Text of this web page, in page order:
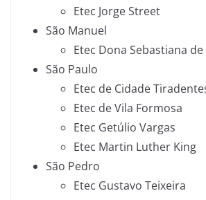
Etec Jorge Street
São Manuel
Etec Dona Sebastiana
São Paulo
Etec de Cidade
Etec de Vila Formosa
Etec Getúlio Vargas
Etec Martin Luther King
São Pedro
Etec Gustavo Teixeira